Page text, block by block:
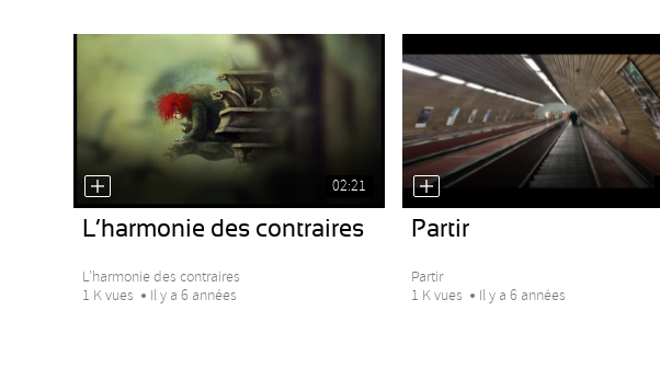
02:21
L’harmonie des contraires
L’harmonie des contraires
1 K vues
Il y a 6 années
Partir
Partir
1 K vues
Il y a 6 années